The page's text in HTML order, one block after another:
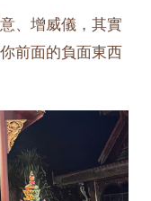
、增威儀，其實
前面的負面東西